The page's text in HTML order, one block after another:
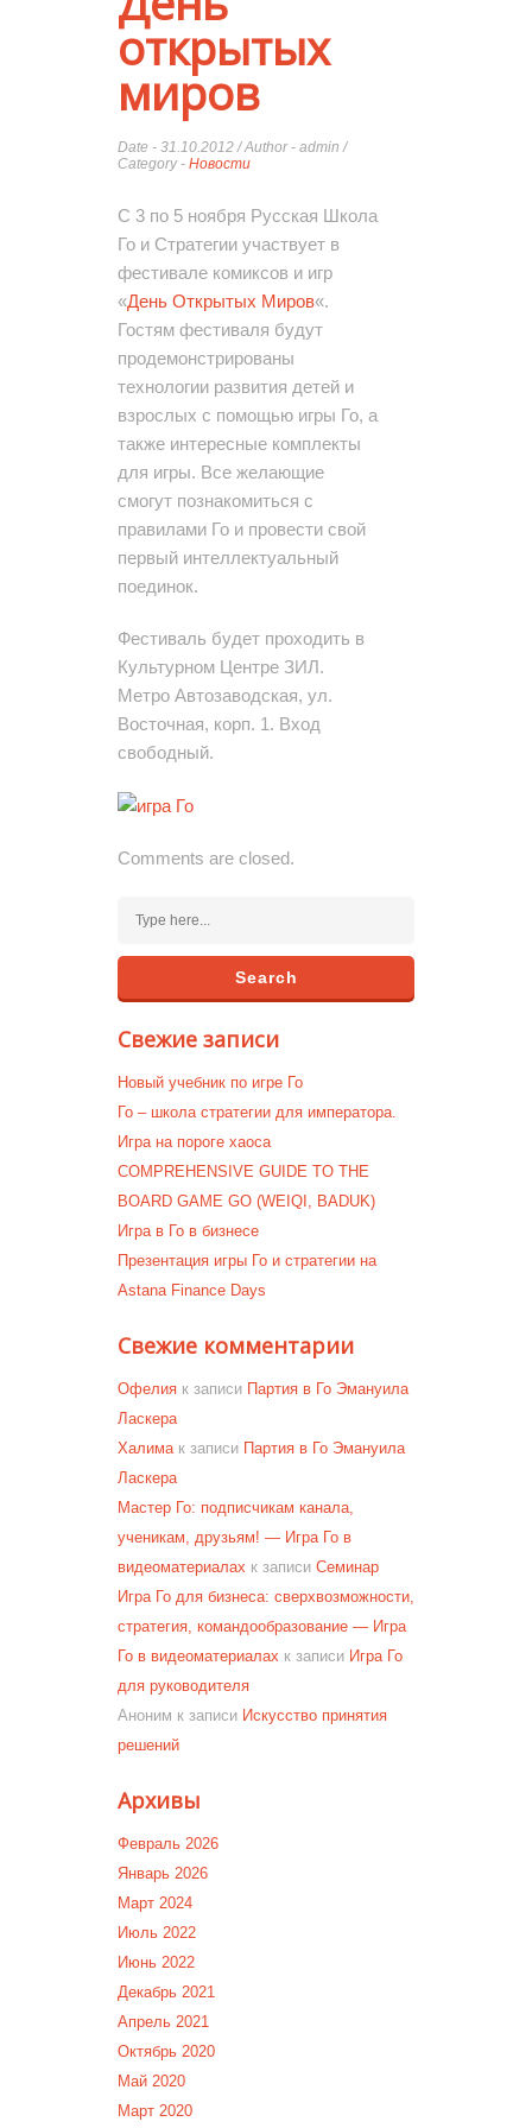
открытых
миров
Date - 31.10.2012 / Author - admin /
Category - Новости
С 3 по 5 ноября Русская Школа
Го и Стратегии участвует в
фестивале комиксов и игр
«День Открытых Миров«.
Гостям фестиваля будут
продемонстрированы
технологии развития детей и
взрослых с помощью игры Го, а
также интересные комплекты
для игры. Все желающие
смогут познакомиться с
правилами Го и провести свой
первый интеллектуальный
поединок.
Фестиваль будет проходить в
Культурном Центре ЗИЛ.
Метро Автозаводская, ул.
Восточная, корп. 1. Вход
свободный.
Comments are closed.
Свежие записи
Новый учебник по игре Го
Го – школа стратегии для императора.
Игра на пороге хаоса
COMPREHENSIVE GUIDE TO THE
BOARD GAME GO (WEIQI, BADUK)
Игра в Го в бизнесе
Презентация игры Го и стратегии на
Astana Finance Days
Свежие комментарии
Офелия к записи Партия в Го Эмануила
Ласкера
Халимак записи Партия в Го Эмануила
Ласкера
Мастер Го: подписчикам канала,
ученикам, друзьям! — Игра Го в
видеоматериалах к записи Семинар
Игра Го для бизнеса: сверхвозможности,
стратегия, командообразование — Игра
Го в видеоматериалах к записи Игра Го
для руководителя
Аноним к записи Искусство принятия
решений
Архивы
Февраль 2026
Январь 2026
Март 2024
Июль 2022
Июнь 2022
Декабрь 2021
Апрель 2021
Октябрь 2020
Май 2020
Март 2020